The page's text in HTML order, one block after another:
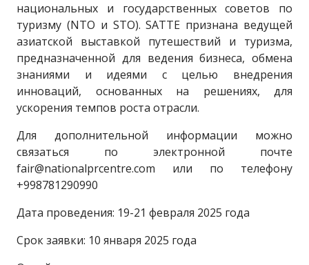
национальных и государственных советов по
туризму (NTO и STO). SATTE признана ведущей
азиатской выставкой путешествий и туризма,
предназначенной для ведения бизнеса, обмена
знаниями и идеями с целью внедрения
инноваций, основанных на решениях, для
ускорения темпов роста отрасли.
Для дополнительной информации можно
связаться по электронной почте
fair@nationalprcentre.com или по телефону
+998781290990
Дата проведения: 19-21 февраля 2025 года
Срок заявки: 10 января 2025 года